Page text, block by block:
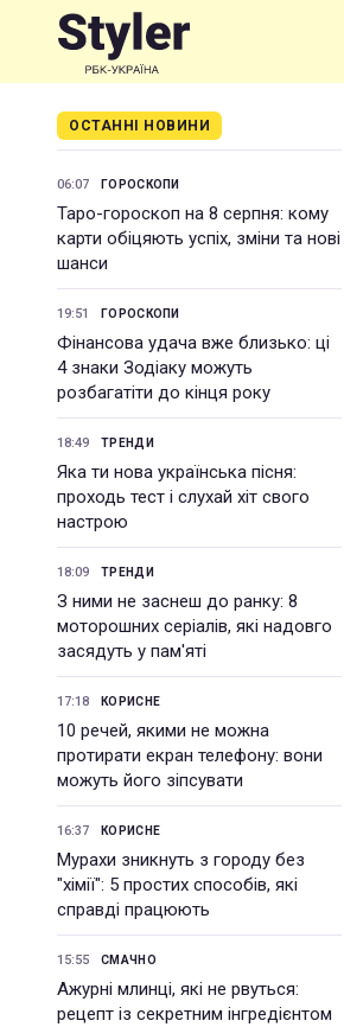
ОСТАННІ НОВИНИ
06:07 ГОРОСКОПИ
Таро-гороскоп на 8 серпня: кому
карти обіцяють успіх, зміни та нові
шанси
19:51 ГОРОСКОПИ
Фінансова удача вже близько: ці
4 знаки Зодіаку можуть
розбагатіти до кінця року
18:49 ТРЕНДИ
Яка ти нова українська пісня:
проходь тест і слухай хіт свого
настрою
18:09 ТРЕНДИ
З ними не заснеш до ранку: 8
моторошних серіалів, які надовго
засядуть у пам'яті
17:18 КОРИСНЕ
10 речей, якими не можна
протирати екран телефону: вони
можуть його зіпсувати
16:37 КОРИСНЕ
Мурахи зникнуть з городу без
"хімії": 5 простих способів, які
справді працюють
15:55 СМАЧНО
Ажурні млинці, які не рвуться:
рецепт із секретним інгредієнтом